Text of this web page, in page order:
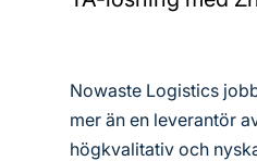
Nowaste Logistics
mer än en leverantör
högkvalitativ och